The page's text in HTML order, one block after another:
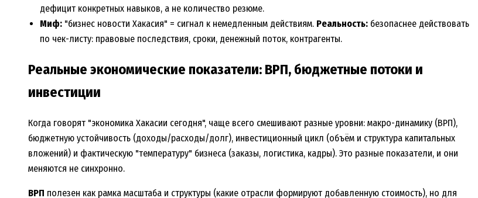
дефицит конкретных навыков, а не количество резюме.
Миф: "бизнес новости Хакасия" = сигнал к немедленным действиям. Реальность: безопаснее действовать
по чек-листу: правовые последствия, сроки, денежный поток, контрагенты.
Реальные экономические показатели: ВРП, бюджетные потоки и
инвестиции
Когда говорят "экономика Хакасии сегодня", чаще всего смешивают разные уровни: макро-динамику (ВРП),
бюджетную устойчивость (доходы/расходы/долг), инвестиционный цикл (объём и структура капитальных
вложений) и фактическую "температуру" бизнеса (заказы, логистика, кадры). Это разные показатели, и они
меняются не синхронно.
ВРП полезен как рамка масштаба и структуры (какие отрасли формируют добавленную стоимость), но для